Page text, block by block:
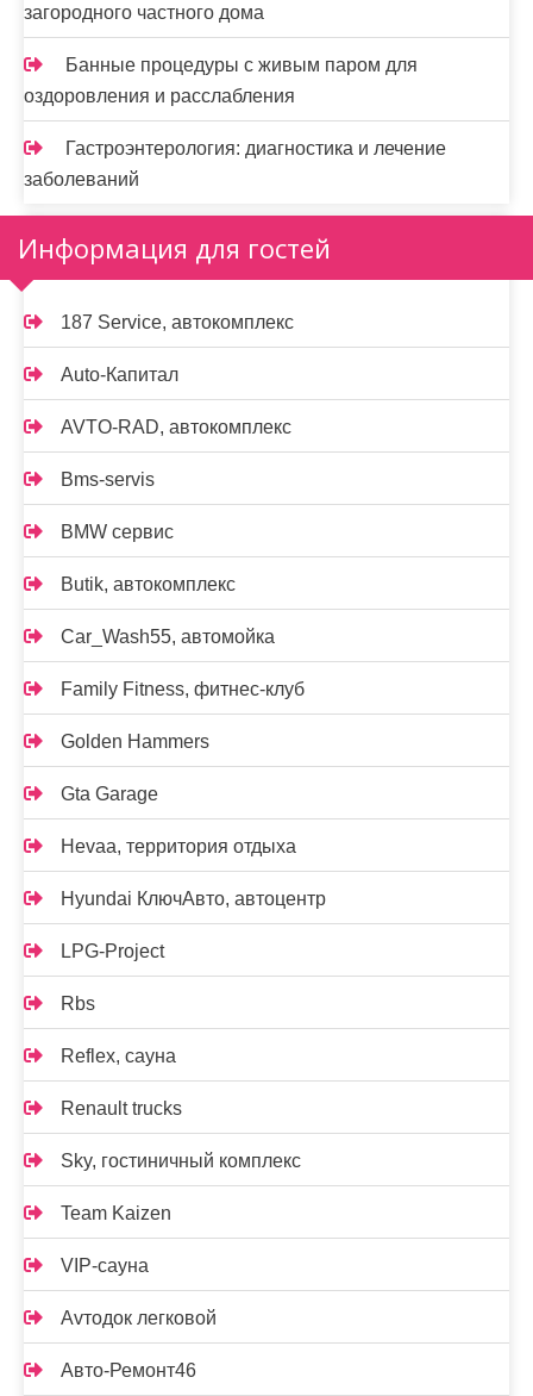
загородного частного дома
Банные процедуры с живым паром для
оздоровления и расслабления
Гастроэнтерология: диагностика и лечение
заболеваний
Информация для гостей
187 Service, автокомплекс
Auto-Капитал
AVTO-RAD, автокомплекс
Bms-servis
BMW сервис
Butik, автокомплекс
Car_Wash55, автомойка
Family Fitness, фитнес-клуб
Golden Hammers
Gta Garage
Hevaa, территория отдыха
Hyundai КлючАвто, автоцентр
LPG-Project
Rbs
Reflex, сауна
Renault trucks
Sky, гостиничный комплекс
Team Kaizen
VIP-сауна
Аvтодок легковой
Авто-Ремонт46